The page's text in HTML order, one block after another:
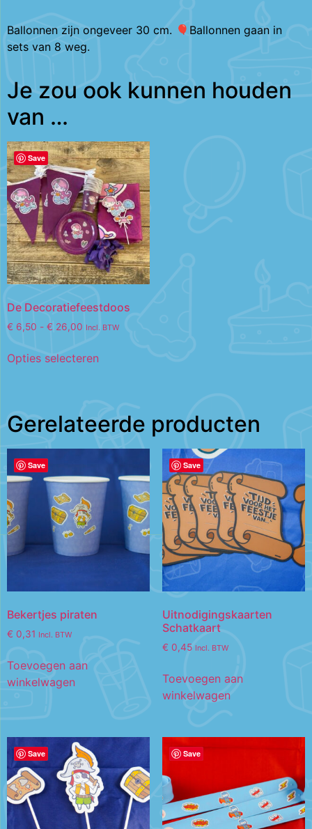
Ballonnen zijn ongeveer 30 cm. 🎈Ballonnen gaan in
sets van 8 weg.
Je zou ook kunnen houden
van …
Save
De Decoratiefeestdoos
€ 6,50 - € 26,00 Incl. BTW
Opties selecteren
Gerelateerde producten
Save
Bekertjes piraten
€ 0,31 Incl. BTW
Toevoegen aan
winkelwagen
Save
Uitnodigingskaarten
Schatkaart
€ 0,45 Incl. BTW
Toevoegen aan
winkelwagen
Save Save